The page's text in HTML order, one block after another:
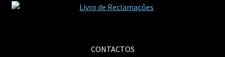
CONTACTOS